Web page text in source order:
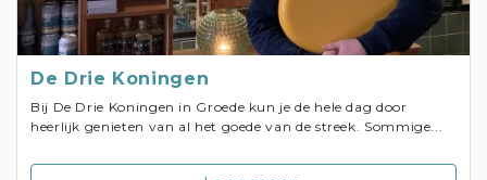
De Drie Koningen
Bij De Drie Koningen in Groede kun je de hele dag door
heerlijk genieten van al het goede van de streek. Sommige...